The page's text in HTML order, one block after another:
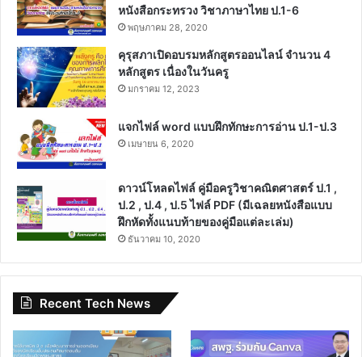
หนังสือกระทรวง วิชาภาษาไทย ป.1-6
พฤษภาคม 28, 2020
คุรุสภาเปิดอบรมหลักสูตรออนไลน์ จำนวน 4
หลักสูตร เนื่องในวันครู
มกราคม 12, 2023
แจกไฟล์ word แบบฝึกทักษะการอ่าน ป.1-ป.3
เมษายน 6, 2020
ดาวน์โหลดไฟล์ คู่มือครูวิชาคณิตศาสตร์ ป.1 ,
ป.2 , ป.4 , ป.5 ไฟล์ PDF (มีเฉลยหนังสือแบบ
ฝึกหัดทั้งแนบท้ายของคู่มือแต่ละเล่ม)
ธันวาคม 10, 2020
Recent Tech News